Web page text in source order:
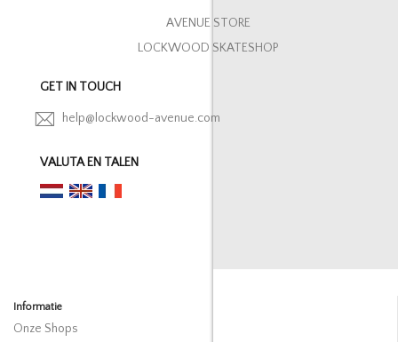
AVENUE STORE
LOCKWOOD SKATESHOP
GET IN TOUCH
help@lockwood-avenue.com
VALUTA EN TALEN
Informatie
Onze Shops